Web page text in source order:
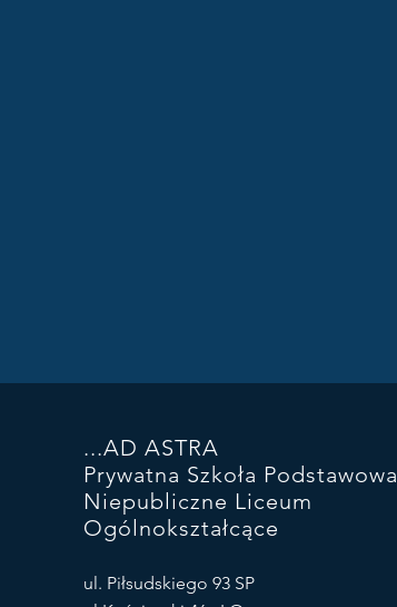
...AD ASTRA
Prywatna Szkoła Podstawowa
Niepubliczne Liceum
Ogólnokształcące
ul. Piłsudskiego 93 SP